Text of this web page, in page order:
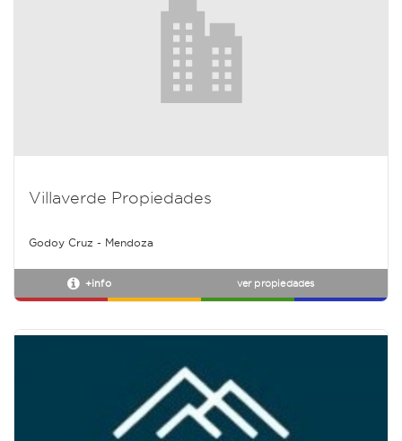
Villaverde Propiedades
Godoy Cruz - Mendoza
+info ver propiedades